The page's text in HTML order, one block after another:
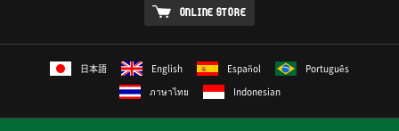
ONLINE STORE
日本語 English Español
Português
ภาษาไทย
Indonesian